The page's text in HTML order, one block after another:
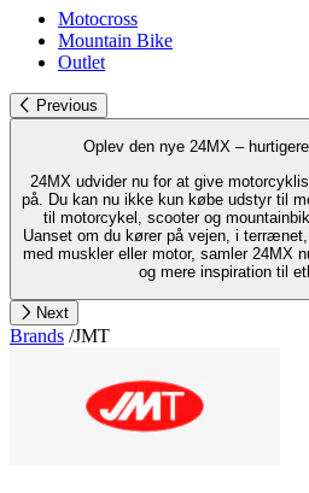
Motocross
Mountain Bike
Outlet
Previous
Oplev den nye 24MX –
24MX udvider nu for at give
på. Du kan nu ikke kun købe udstyr til
til motorcykel, scooter og
Uanset om du kører på vejen, i
med muskler eller motor, samler 24MX
og mere inspiration til
Next
Brands /JMT